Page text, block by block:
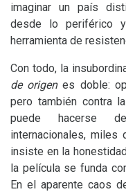
imaginar un país
desde lo periférico
herramienta de
Con todo, la
de origenes doble:
pero también contra
puede hacerse
internacionales,
insiste en la
la película se funda
En el aparente caos